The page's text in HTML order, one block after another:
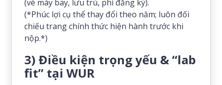
(vé máy bay, lưu trú, phí đăng ký).
(*Phúc lợi cụ thể thay đổi theo năm; luôn đối
chiếu trang chính thức hiện hành trước khi
nộp.*)
3) Điều kiện trọng yếu & “lab
fit” tại WUR